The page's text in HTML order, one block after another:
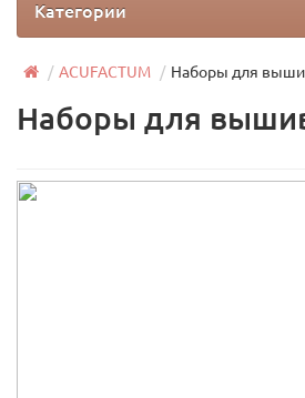
Категории
ACUFACTUM Наборы для
Наборы для